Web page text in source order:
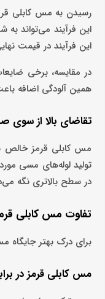
رسیدن به مس کابلی
این فرآیند می‌تواند
این فرآیند در قیمت
در مقایسه، برخی
همین آلودگی اضافه
تقاضای بالا از سوی
مس کابلی قرمز خالص
تولید لوله‌های مسی
در سطح بالاتری نگه
تفاوت مس کابلی
برای درک بهتر جایگاه
مس کابلی قرمز در